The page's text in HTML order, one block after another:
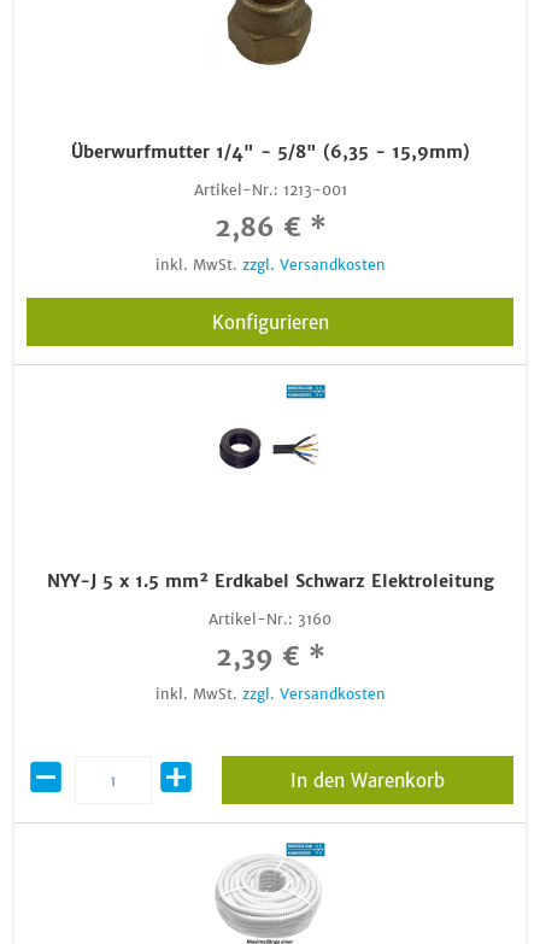
Überwurfmutter 1/4" - 5/8" (6,35 - 15,9mm)
Artikel-Nr.: 1213-001
2,86 € *
inkl. MwSt. zzgl. Versandkosten
Konfigurieren
NYY-J 5 x 1.5 mm² Erdkabel Schwarz Elektroleitung
Artikel-Nr.: 3160
2,39 € *
inkl. MwSt. zzgl. Versandkosten
In den Warenkorb